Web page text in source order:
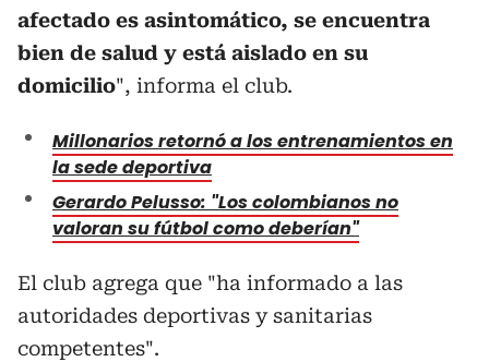
afectado es asintomático, se encuentra
bien de salud y está aislado en su
domicilio", informa el club.
Millonarios retornó a los entrenamientos en
la sede deportiva
Gerardo Pelusso: "Los colombianos no
valoran su fútbol como deberían"
El club agrega que "ha informado a las
autoridades deportivas y sanitarias
competentes".